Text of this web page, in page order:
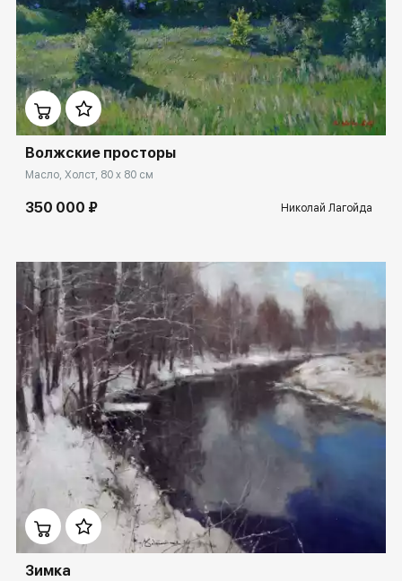
Домен: rakovgallery.ru
Волжские просторы
Масло, Холст, 80 x 80 см
350 000 ₽ Николай Лагойда
Домен: rakovgallery.ru
Зимка